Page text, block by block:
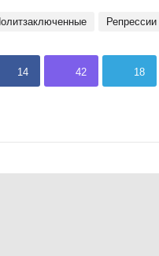
политзаключенные
14 42 18